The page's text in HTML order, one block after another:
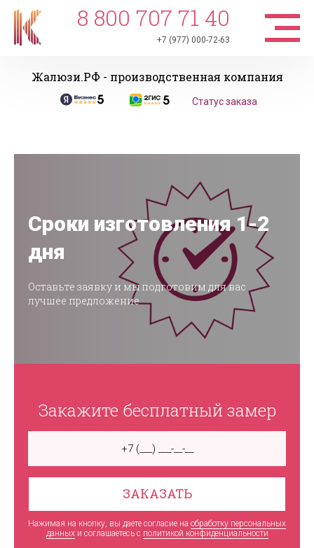
8 800 707 71 40
+7 (977) 000-72-63
Жалюзи.РФ - производственная компания
Статус заказа
Сроки изготовления 1-2
дня
Оставьте заявку и мы подготовим для вас
лучшее предложение
Закажите бесплатный замер
ЗАКАЗАТЬ
Нажимая на кнопку, вы даете согласие на обработку персональных
данныхи соглашаетесь c политикой конфиденциальности